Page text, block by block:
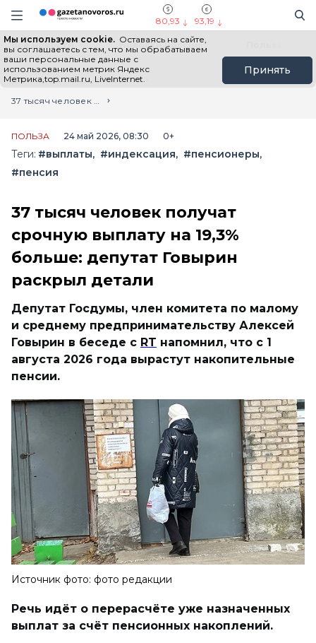
Информационный портал "ГазетаНоворос.ру"
Навигация сайта
80,93 93,19
Мы используем cookie. Оставаясь на сайте,
вы соглашаетесь с тем, что мы обрабатываем
ваши персональные данные с
использованием метрик Яндекс
Метрика,top.mail.ru, LiveInternet.
Принять
Все новости Новости России
Главная
Лента новостей
37 тысяч человек получат срочную выплату на 19,3% больше: депутат Говырин раскрыл детали
ПОЛЬЗА 24 май 2026, 08:30 0+
Теги: #выплаты #индексация
#пенсионеры
#пенсия
37 тысяч человек получат
срочную выплату на 19,3%
больше: депутат Говырин
раскрыл детали
Депутат Госдумы, член комитета по малому
и среднему предпринимательству Алексей
Говырин в беседе с RT напомнил, что с 1
августа 2026 года вырастут накопительные
пенсии.
Источник фото: фото редакции
Речь идёт о перерасчёте уже назначенных
выплат за счёт пенсионных накоплений.